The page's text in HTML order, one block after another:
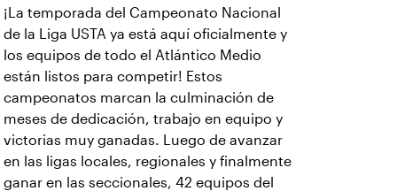
¡La temporada del Campeonato Nacional
de la Liga USTA ya está aquí oficialmente y
los equipos de todo el Atlántico Medio
están listos para competir! Estos
campeonatos marcan la culminación de
meses de dedicación, trabajo en equipo y
victorias muy ganadas. Luego de avanzar
en las ligas locales, regionales y finalmente
ganar en las seccionales, 42 equipos del